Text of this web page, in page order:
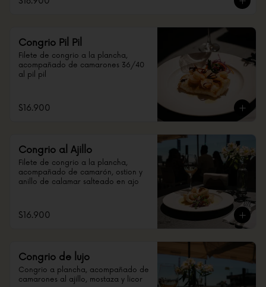
Congrio Pil Pil
Filete de congrio a la plancha,
acompañado de camarones 36/40
al pil pil
$16.900
Congrio al Ajillo
Filete de congrio a la plancha,
acompañado de camarón, ostion y
anillo de calamar salteado en ajo
$16.900
Congrio de lujo
Congrio a plancha, acompañado de
camarones al ajillo, mostaza y licor